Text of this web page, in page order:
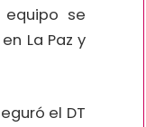
se
La Paz y
el DT